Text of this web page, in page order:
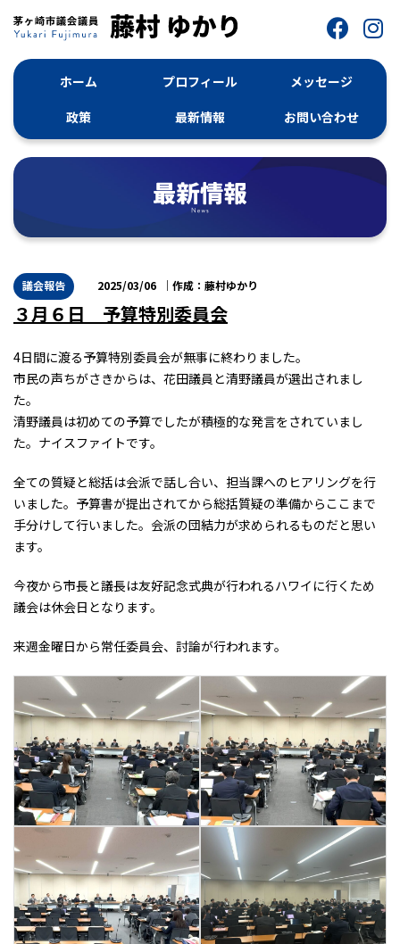
ホーム プロフィール
メッセージ
政策
最新情報 お問い合わせ
議会報告 2025/03/06 藤村ゆかり
３月６日 予算特別委員会
4日間に渡る予算特別委員会が無事に終わりました。
市民の声ちがさきからは、花田議員と清野議員が選出されまし
た。
清野議員は初めての予算でしたが積極的な発言をされていまし
た。ナイスファイトです。
全ての質疑と総括は会派で話し合い、担当課へのヒアリングを行
いました。予算書が提出されてから総括質疑の準備からここまで
手分けして行いました。会派の団結力が求められるものだと思い
ます。
今夜から市長と議長は友好記念式典が行われるハワイに行くため
議会は休会日となります。
来週金曜日から常任委員会、討論が行われます。